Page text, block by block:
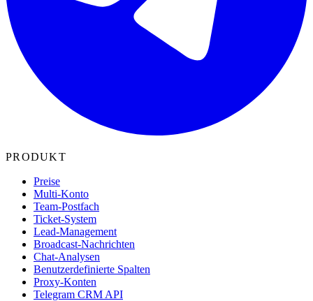
PRODUKT
Preise
Multi-Konto
Team-Postfach
Ticket-System
Lead-Management
Broadcast-Nachrichten
Chat-Analysen
Benutzerdefinierte Spalten
Proxy-Konten
Telegram CRM API